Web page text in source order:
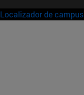
Localizador de campus